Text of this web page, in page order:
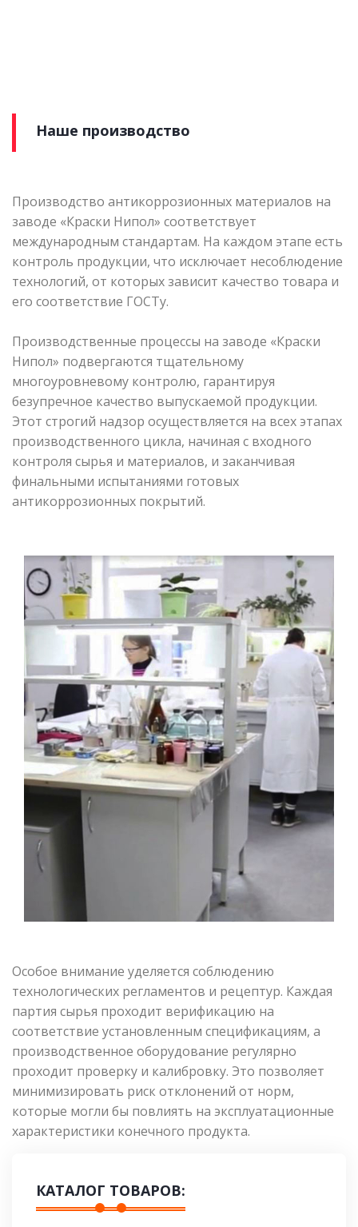
Наше производство
Производство антикоррозионных материалов на
заводе «Краски Нипол» соответствует
международным стандартам. На каждом этапе есть
контроль продукции, что исключает несоблюдение
технологий, от которых зависит качество товара и
его соответствие ГОСТу.
Производственные процессы на заводе «Краски
Нипол» подвергаются тщательному
многоуровневому контролю, гарантируя
безупречное качество выпускаемой продукции.
Этот строгий надзор осуществляется на всех этапах
производственного цикла, начиная с входного
контроля сырья и материалов, и заканчивая
финальными испытаниями готовых
антикоррозионных покрытий.
Особое внимание уделяется соблюдению
технологических регламентов и рецептур. Каждая
партия сырья проходит верификацию на
соответствие установленным спецификациям, а
производственное оборудование регулярно
проходит проверку и калибровку. Это позволяет
минимизировать риск отклонений от норм,
которые могли бы повлиять на эксплуатационные
характеристики конечного продукта.
КАТАЛОГ ТОВАРОВ: